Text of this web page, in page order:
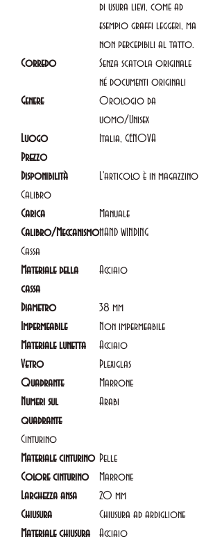
di usura lievi, come ad
esempio graffi leggeri, ma
non percepibili al tatto.
Corredo
Senza scatola originale
né documenti originali
Genere
Orologio da
uomo/Unisex
Luogo
Italia, GENOVA
Prezzo
Disponibilità
L'articolo è in magazzino
Calibro
Carica
Manuale
Calibro/MeccanismoHAND WINDING
Cassa
Materiale della
cassa
Acciaio
Diametro
38 mm
Impermeabile
Non impermeabile
Materiale lunetta
Acciaio
Vetro
Plexiglas
Quadrante
Marrone
Numeri sul
quadrante
Arabi
Cinturino
Materiale cinturino Pelle
Colore cinturino
Marrone
Larghezza ansa
20 mm
Chiusura
Chiusura ad ardiglione
Materiale chiusura
Acciaio